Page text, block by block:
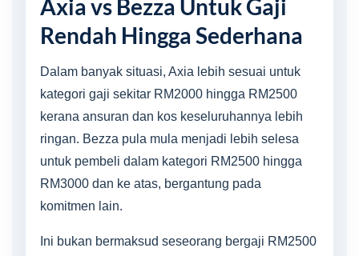
Axia vs Bezza Untuk Gaji
Rendah Hingga Sederhana
Dalam banyak situasi, Axia lebih sesuai untuk
kategori gaji sekitar RM2000 hingga RM2500
kerana ansuran dan kos keseluruhannya lebih
ringan. Bezza pula mula menjadi lebih selesa
untuk pembeli dalam kategori RM2500 hingga
RM3000 dan ke atas, bergantung pada
komitmen lain.
Ini bukan bermaksud seseorang bergaji RM2500